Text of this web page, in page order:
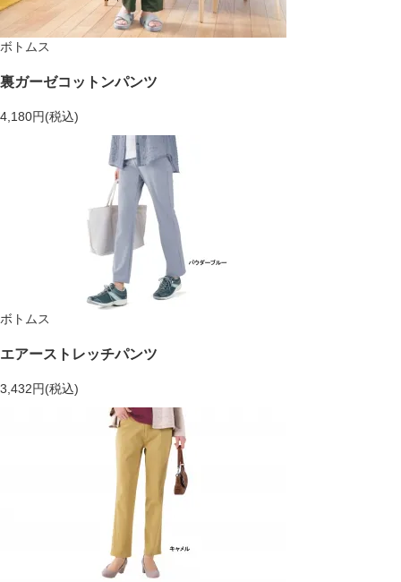
ボトムス
裏ガーゼコットンパンツ
4,180円(税込)
ボトムス
エアーストレッチパンツ
3,432円(税込)